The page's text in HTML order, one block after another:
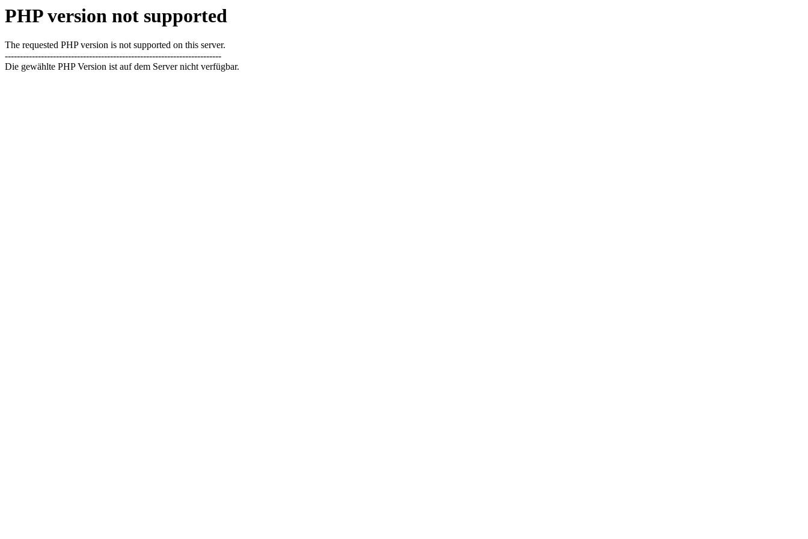
PHP version not supported
The requested PHP version is not supported on this server.
------------------------------------------------------------------------
Die gewählte PHP Version ist auf dem Server nicht verfügbar.